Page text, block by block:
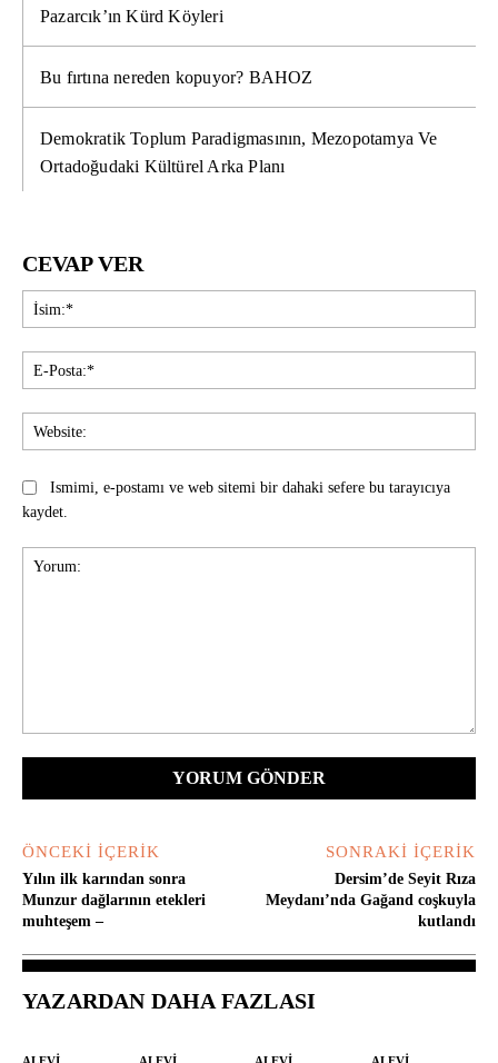
Pazarcık’ın Kürd Köyleri
Bu fırtına nereden kopuyor? BAHOZ
Demokratik Toplum Paradigmasının, Mezopotamya Ve
Ortadoğudaki Kültürel Arka Planı
CEVAP VER
Ismimi, e-postamı ve web sitemi bir dahaki sefere bu tarayıcıya
kaydet.
ÖNCEKI İÇERIK
Yılın ilk karından sonra
Munzur dağlarının etekleri
muhteşem –
SONRAKI İÇERIK
Dersim’de Seyit Rıza
Meydanı’nda Gağand coşkuyla
kutlandı
YAZARDAN DAHA FAZLASI